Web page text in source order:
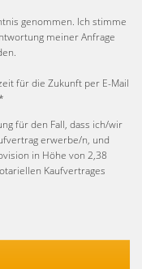
genommen. Ich stimme
meiner Anfrage
für die Zukunft per E-Mail
für den Fall, dass ich/wir
erwerbe/n, und
in Höhe von 2,38
Kaufvertrages